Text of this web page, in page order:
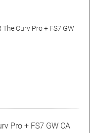
Pro + FS7 GW CA